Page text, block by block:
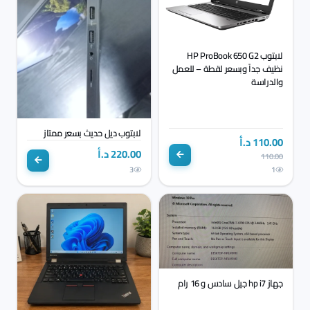
لابتوب HP ProBook 650 G2
نظيف جداً وبسعر لقطة – للعمل
والدراسة
110.00 د.أ
110.00
1
لابتوب ديل حديث بسعر ممتاز
220.00 د.أ
3
جهاز hp i7 جيل سادس و 16 رام